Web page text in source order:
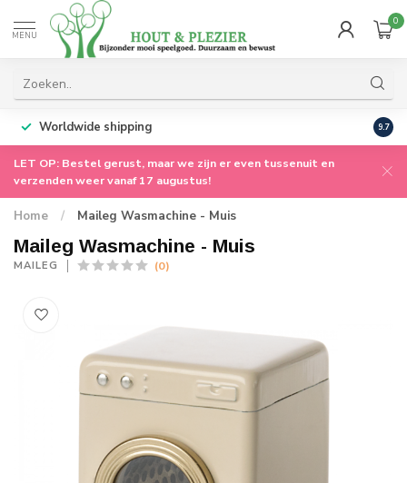
MENU
0
Worldwide shipping 9.7
LET OP: Bestel gerust, maar we zijn er even tussenuit en
verzenden weer vanaf 17 augustus!
Home / Maileg Wasmachine - Muis
Maileg Wasmachine - Muis
MAILEG (0)